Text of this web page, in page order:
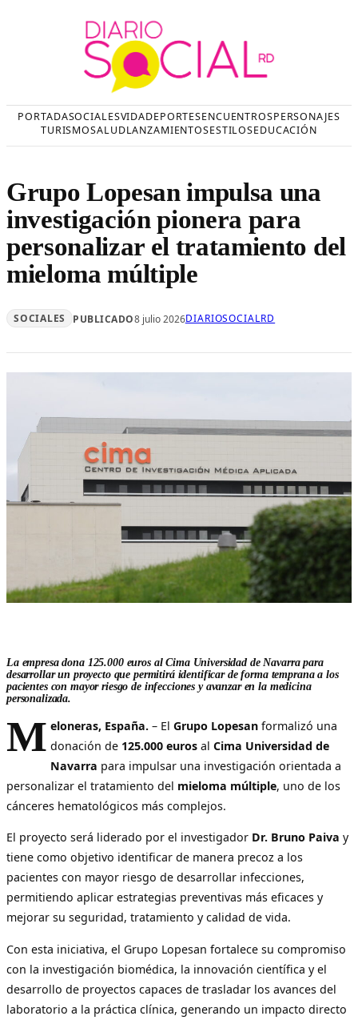
PORTADASOCIALESVIDADEPORTESENCUENTROSPERSONAJES
TURISMOSALUDLANZAMIENTOSESTILOSEDUCACIÓN
Grupo Lopesan impulsa una
investigación pionera para
personalizar el tratamiento del
mieloma múltiple
SOCIALES PUBLICADO8 julio 2026DIARIOSOCIALRD
La empresa dona 125.000 euros al Cima Universidad de Navarra para
desarrollar un proyecto que permitirá identificar de forma temprana a los
pacientes con mayor riesgo de infecciones y avanzar en la medicina
personalizada.
M eloneras, España. – ElGrupo Lopesan formalizó una
donación de 125.000 euros alCima Universidad de
Navarra para impulsar una investigación orientada a
personalizar el tratamiento del mieloma múltiple, uno de los
cánceres hematológicos más complejos.
El proyecto será liderado por el investigador Dr. Bruno Paiva y
tiene como objetivo identificar de manera precoz a los
pacientes con mayor riesgo de desarrollar infecciones,
permitiendo aplicar estrategias preventivas más eficaces y
mejorar su seguridad, tratamiento y calidad de vida.
Con esta iniciativa, el Grupo Lopesan fortalece su compromiso
con la investigación biomédica, la innovación científica y el
desarrollo de proyectos capaces de trasladar los avances del
laboratorio a la práctica clínica, generando un impacto directo